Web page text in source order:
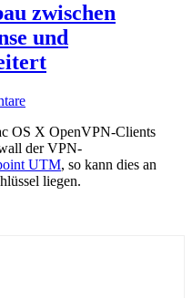
zwischen
und
OS X OpenVPN-Clients
der VPN-
UTM, so kann dies an
liegen.